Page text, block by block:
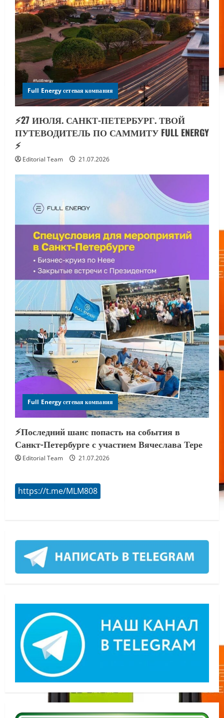
Full Energy сетевая компания
⚡️27 ИЮЛЯ. САНКТ-ПЕТЕРБУРГ. ТВОЙ
ПУТЕВОДИТЕЛЬ ПО САММИТУ FULL ENERGY
⚡️
Editorial Team 21.07.2026
Full Energy сетевая компания
⚡️Последний шанс попасть на события в
Санкт-Петербурге с участием Вячеслава Тере
Editorial Team 21.07.2026
https://t.me/MLM808